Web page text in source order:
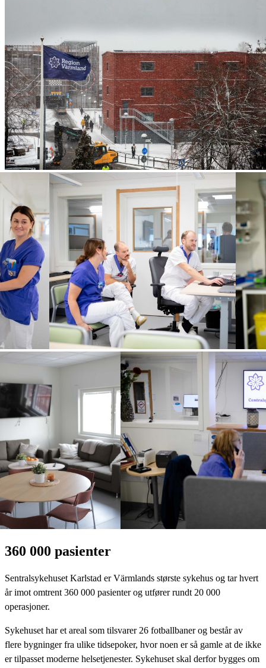
360 000 pasienter
Sentralsykehuset Karlstad er Värmlands største sykehus og tar hvert
år imot omtrent 360 000 pasienter og utfører rundt 20 000
operasjoner.
Sykehuset har et areal som tilsvarer 26 fotballbaner og består av
flere bygninger fra ulike tidsepoker, hvor noen er så gamle at de ikke
er tilpasset moderne helsetjenester. Sykehuset skal derfor bygges om